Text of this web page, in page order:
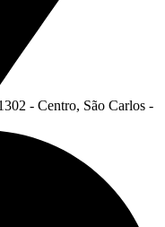
- Centro, São Carlos -